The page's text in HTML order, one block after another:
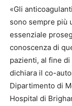
«Gli
sono sempre più
essenziale
conoscenza di
pazienti, al fine
dichiara il co-
Dipartimento di
Hospital di